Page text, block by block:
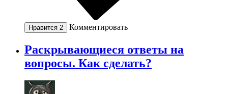
Нравится 2 Комментировать
Раскрывающиеся ответы на
вопросы. Как сделать?